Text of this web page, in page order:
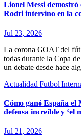
Lionel Messi
Rodri intervino en la
Jul 23, 2026
La corona GOAT del
todas durante la Copa
un debate desde hace
Actualidad Futbol
Cómo ganó España el
defensa increíble y ‘el
Jul 21, 2026